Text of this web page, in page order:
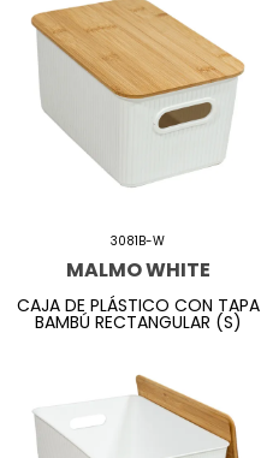
3081B-W
MALMO WHITE
CAJA DE PLÁSTICO CON TAPA
BAMBÚ RECTANGULAR (S)